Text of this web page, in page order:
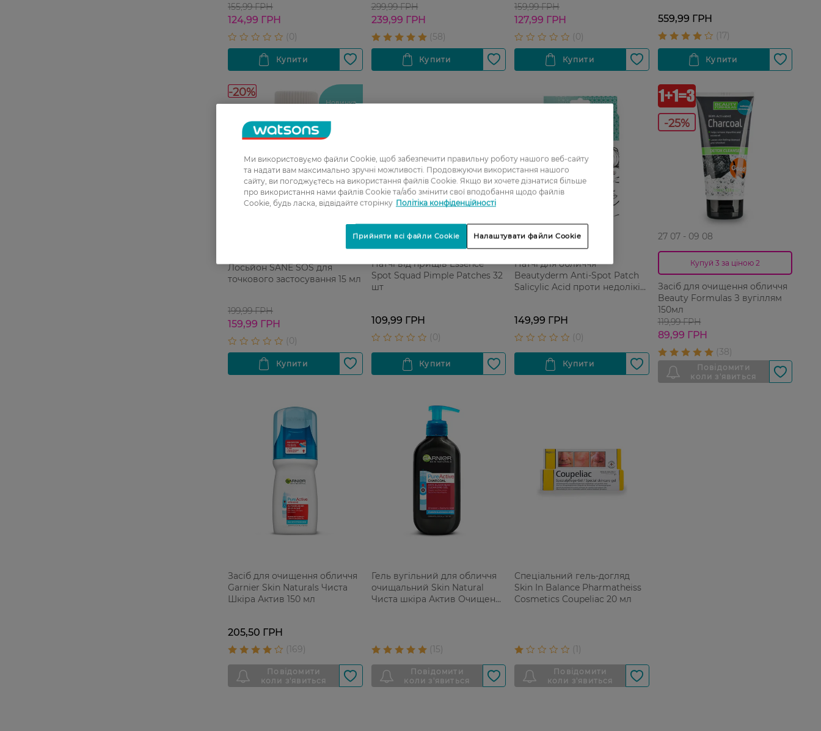
155,99 ГРН
124,99 ГРН
299,99 ГРН
239,99 ГРН
159,99 ГРН
127,99 ГРН 559,99 ГРН
-20%
Новинка
Лосьйон SANE SOS для
точкового застосування 15 мл
199,99 ГРН
159,99 ГРН
Патчі від прищів Essence
Spot Squad Pimple Patches 32
шт
109,99 ГРН
Патчі для обличчя
Beautyderm Anti-Spot Patch
Salicylic Acid проти недоліків
149,99 ГРН
-25%
27 07 - 09 08
Купуй 3 за ціною 2
Засіб для очищення обличчя
Beauty Formulas З вугіллям
150мл
119,99 ГРН
89,99 ГРН
Засіб для очищення обличчя
Garnier Skin Naturals Чиста
Шкіра Актив 150 мл
205,50 ГРН
Гель вугільний для обличчя
очищальний Skin Natural
Чиста шкіра Актив Очищення
Спеціальний гель-догляд
Skin In Balance Pharmatheiss
Cosmetics Coupeliac 20 мл
Ми використовуємо файли Cookie, щоб забезпечити правильну роботу нашого веб-сайту
та надати вам максимально зручні можливості. Продовжуючи використання нашого
сайту, ви погоджуєтесь на використання файлів Cookie. Якщо ви хочете дізнатися більше
про використання нами файлів Cookie та/або змінити свої вподобання щодо файлів
Cookie, будь ласка, відвідайте сторінку Політіка конфіденційності
Налаштувати файли Cookie
Прийняти всі файли Cookie